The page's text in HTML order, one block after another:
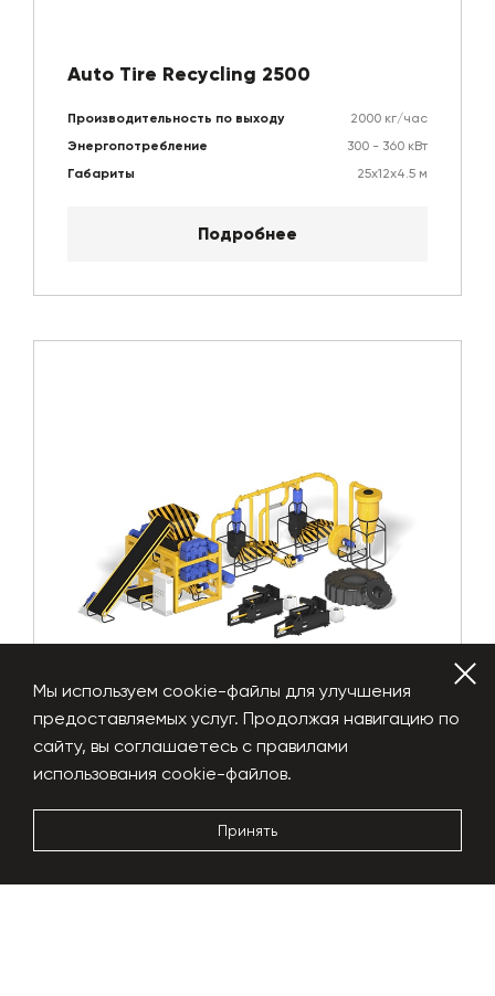
Auto Tire Recycling 2500
Производительность по выходу
2000 кг/час
Энергопотребление
300 - 360 кВт
Габариты
25х12х4.5 м
Подробнее
Auto Tire Recycling 3700
Производительность по выходу
3000 кг/час
Мы используем cookie-файлы для улучшения
предоставляемых услуг. Продолжая навигацию по
сайту, вы соглашаетесь с правилами
использования cookie-файлов.
Принять